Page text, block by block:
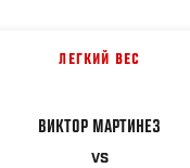
ЛЕГКИЙ ВЕС
ВИКТОР МАРТИНЕЗ
VS